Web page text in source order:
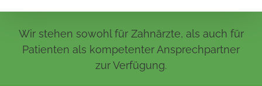
Wir stehen sowohl für Zahnärzte, als auch für
Patienten als kompetenter Ansprechpartner
zur Verfügung.